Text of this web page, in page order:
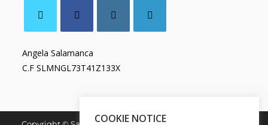
Angela Salamanca
C.F SLMNGL73T41Z133X
COOKIE NOTICE